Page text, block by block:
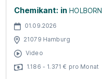
Chemikant: in
01.09.2026
21079 Hamburg
Video
1.186 - 1.371 € pro Monat